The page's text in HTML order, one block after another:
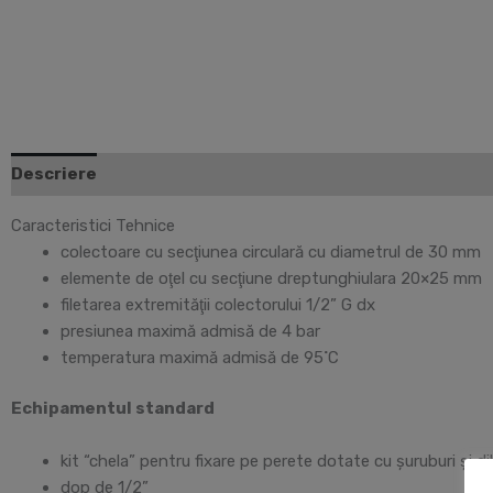
Descriere
Caracteristici Tehnice
colectoare cu secţiunea circulară cu diametrul de 30 mm
elemente de oţel cu secţiune dreptunghiulara 20×25 mm
filetarea extremităţii colectorului 1/2” G dx
presiunea maximă admisă de 4 bar
temperatura maximă admisă de 95˚C
Echipamentul standard
kit “chela” pentru fixare pe perete dotate cu șuruburi și
dop de 1/2”